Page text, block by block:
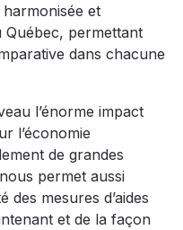
harmonisée et
Québec, permettant
dans chacune
l’énorme impact
l’économie
de grandes
permet aussi
des mesures d’aides
et de la façon